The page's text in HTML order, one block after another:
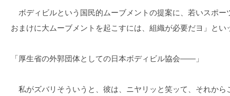
ボディビルという国民的ムーブメントの提案に、若いスポー
おまけに大ムーブメントを起こすには、組織が必要だヨ」とい
「厚生省の外郭団体としての日本ボディビル協会――」
私がズバリそういうと、彼は、ニヤリッと笑ッて、それから